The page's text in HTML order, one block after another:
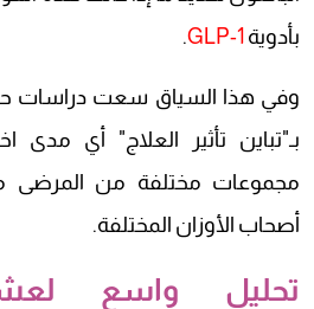
بأدوية GLP-1
.
وفي هذا السياق سعت دراسات
بـ"تباين تأثير العلاج" أي مدى
مجموعات مختلفة من المرضى
أصحاب الأوزان المختلفة.
تحليل واسع